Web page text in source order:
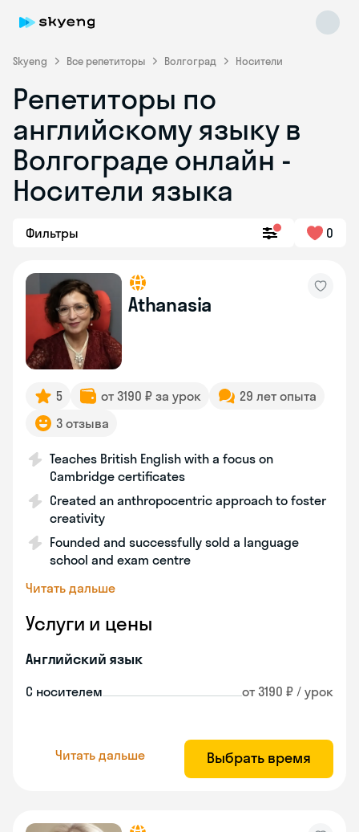
Skyeng Все репетиторы Волгоград Носители
Репетиторы по
английскому языку в
Волгограде онлайн -
Носители языка
Фильтры 0
Athanasia
5 от 3190 ₽ за урок
29 лет опыта
3 отзыва
Teaches British English with a focus on
Cambridge certificates
Created an anthropocentric approach to foster
creativity
Founded and successfully sold a language
school and exam centre
Читать дальше
Услуги и цены
Английский язык
С носителем от 3190 ₽ / урок
Читать дальше Выбрать время